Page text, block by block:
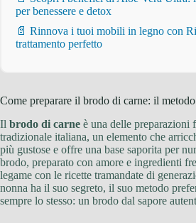
per benessere e detox
📄 Rinnova i tuoi mobili in legno con
trattamento perfetto
Come preparare il brodo di carne: il
Il brodo di carne è una delle preparazioni
tradizionale italiana, un elemento che
più gustose e offre una base saporita per
brodo, preparato con amore e ingredienti
legame con le ricette tramandate di
nonna ha il suo segreto, il suo metodo
sempre lo stesso: un brodo dal sapore